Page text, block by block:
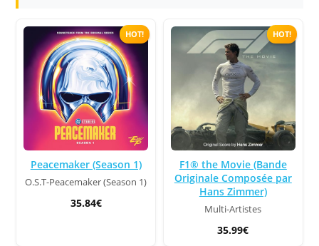
HOT!
Peacemaker (Season 1)
O.S.T-Peacemaker (Season 1)
35.84€
HOT!
F1® the Movie (Bande
Originale Composée par
Hans Zimmer)
Multi-Artistes
35.99€